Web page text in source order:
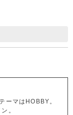
ーマはHOBBY。
。